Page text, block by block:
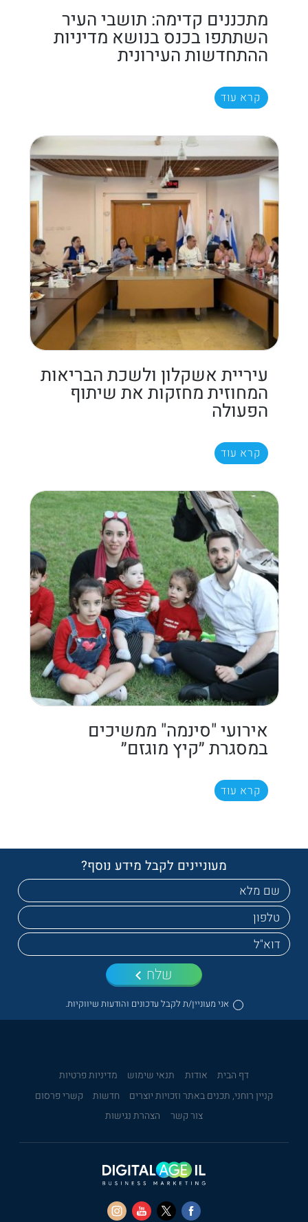
מתכננים קדימה: תושבי העיר
השתתפו בכנס בנושא מדיניות
ההתחדשות העירונית
קרא עוד
עיריית אשקלון ולשכת הבריאות
המחוזית מחזקות את שיתוף
הפעולה
קרא עוד
אירועי "סינמה" ממשיכים
במסגרת ״קיץ מוגזם״
קרא עוד
מעוניינים לקבל מידע נוסף?
אני מעוניין/ת לקבל עדכונים והודעות שיווקיות.
שלח
דף הבית אודות תנאי שימוש
מדיניות פרטיות
קניין רוחני, תכנים באתר וזכויות יוצרים
חדשות
קשרי פרסום
צור קשר
הצהרת נגישות